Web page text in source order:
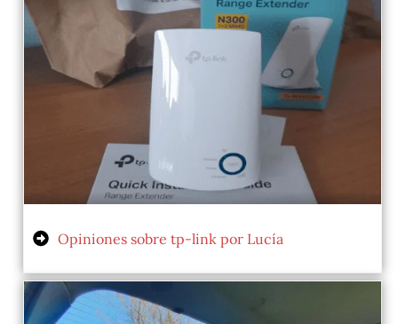
Opiniones sobre tp-link por Lucía